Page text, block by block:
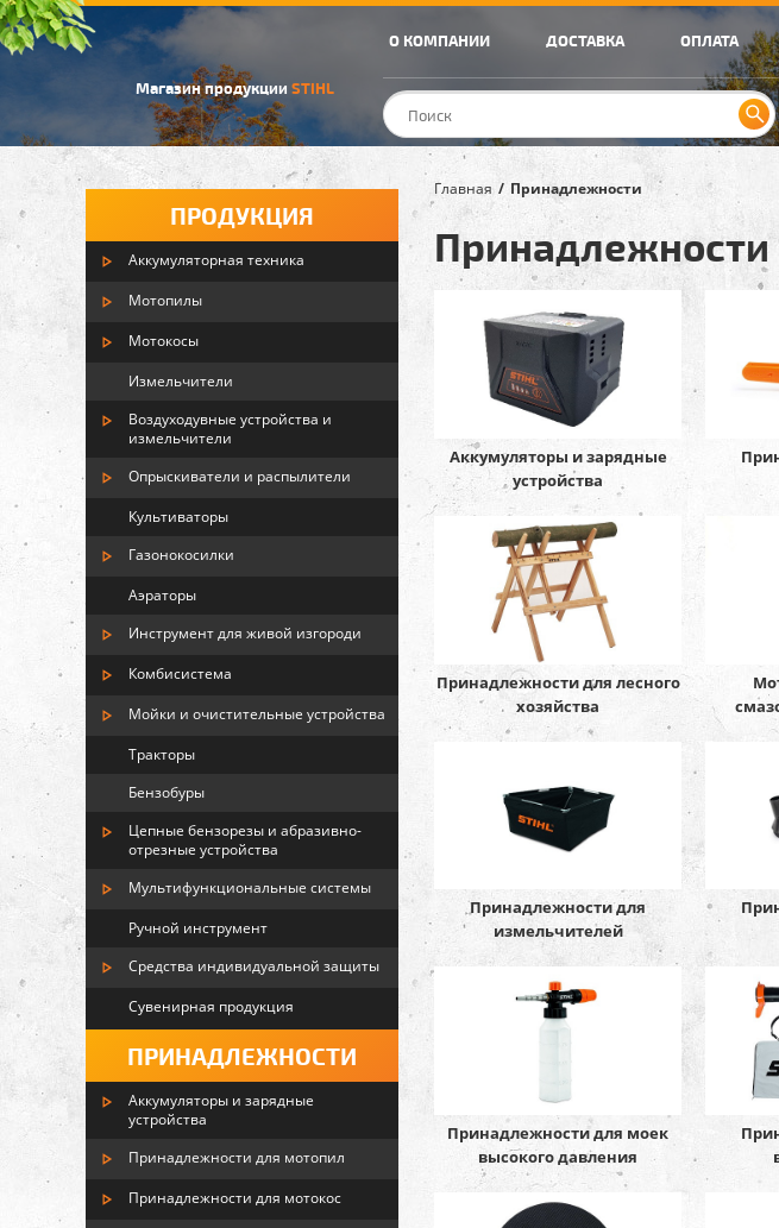
Магазин продукции STIHL
О КОМПАНИИ ДОСТАВКА ОПЛАТА
ПРОДУКЦИЯ
Аккумуляторная техника
Мотопилы
Мотокосы
Измельчители
Воздуходувные устройства и
измельчители
Опрыскиватели и распылители
Культиваторы
Газонокосилки
Аэраторы
Инструмент для живой изгороди
Комбисистема
Мойки и очистительные устройства
Тракторы
Бензобуры
Цепные бензорезы и абразивно-
отрезные устройства
Мультифункциональные системы
Ручной инструмент
Средства индивидуальной защиты
Сувенирная продукция
ПРИНАДЛЕЖНОСТИ
Аккумуляторы и зарядные
устройства
Принадлежности для мотопил
Принадлежности для мотокос
Главная Принадлежности
Принадлежности
Аккумуляторы и зарядные
устройства
Принадлежности для лесного
хозяйства
Принадлежности для
измельчителей
Принадлежности для моек
высокого давления